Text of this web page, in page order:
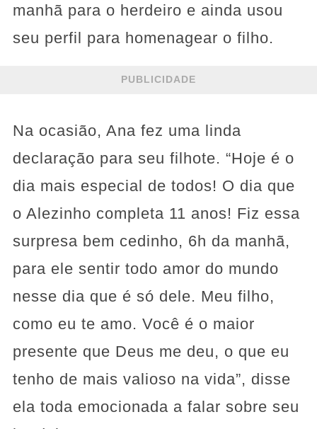
manhã para o herdeiro e ainda usou
seu perfil para homenagear o filho.
PUBLICIDADE
Na ocasião, Ana fez uma linda
declaração para seu filhote. “Hoje é o
dia mais especial de todos! O dia que
o Alezinho completa 11 anos! Fiz essa
surpresa bem cedinho, 6h da manhã,
para ele sentir todo amor do mundo
nesse dia que é só dele. Meu filho,
como eu te amo. Você é o maior
presente que Deus me deu, o que eu
tenho de mais valioso na vida”, disse
ela toda emocionada a falar sobre seu